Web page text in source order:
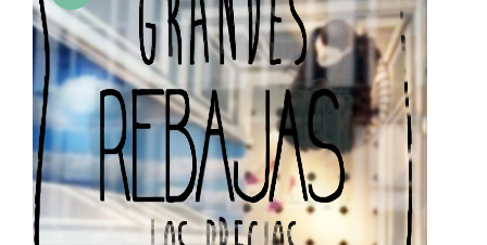
7,00€
hasta
40,00€
ESTE